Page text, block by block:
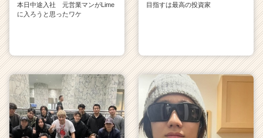
本日中途入社 元営業マンがLime
に入ろうと思ったワケ
目指すは最高の投資家